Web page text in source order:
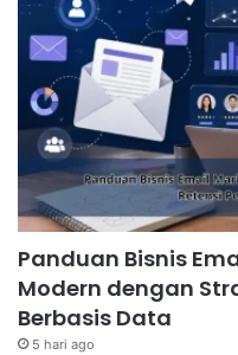
Panduan Bisnis
Modern dengan
Berbasis Data
5 hari ago